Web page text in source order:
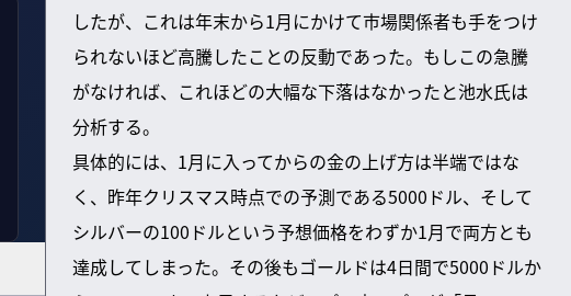
したが、これは年末から1月にかけて市場関係者も手をつけ
られないほど高騰したことの反動であった。もしこの急騰
がなければ、これほどの大幅な下落はなかったと池水氏は
分析する。
具体的には、1月に入ってからの金の上げ方は半端ではな
く、昨年クリスマス時点での予測である5000ドル、そして
シルバーの100ドルという予想価格をわずか1月で両方とも
達成してしまった。その後もゴールドは4日間で5000ドルか